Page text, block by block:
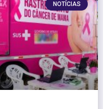
NOTÍCIAS